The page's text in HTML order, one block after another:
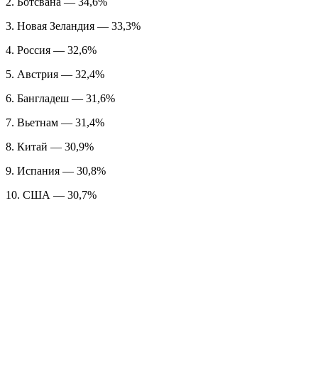
3. Новая Зеландия — 33,3%
4. Россия — 32,6%
5. Австрия — 32,4%
6. Бангладеш — 31,6%
7. Вьетнам — 31,4%
8. Китай — 30,9%
9. Испания — 30,8%
10. США — 30,7%